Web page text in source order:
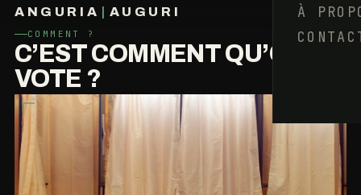
ANGURIA AUGURI
FRANÇOIS BARAIZE
À
COMMENT ?
C’EST COMMENT QU’ON
VOTE ?